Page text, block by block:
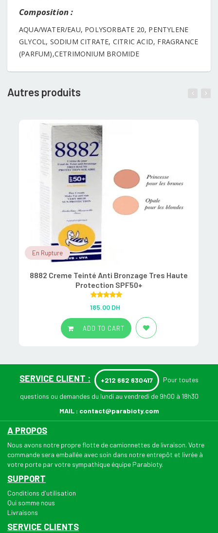
Composition :
AQUA/WATER/EAU, POLYSORBATE 20, PENTYLENE
GLYCOL, SODIUM CITRATE, CITRIC ACID, FRAGRANCE
(PARFUM),CETRIMONIUM BROMIDE
Autres produits
En Rupture
8882 Creme Teinté Anti Bronzage Tres Haute
Protection SPF50+
out of 5
185.00 DH
ADD TO CART
SERVICE CLIENT : +212 662 630417 Pour toutes
questions ou demandes du lundi au vendredi de 9h00 à 18h30
MAIL : contact@parabioty.com
A PROPOS
Nous avons notre propre flotte de camionnettes de livraison. Votre
commande sera emballée avec soin dans notre entrepôt et livrée à
votre porte par votre sympathique équipe Parabioty.
SUPPORT
Conditions d'utilisation
Qui somme nous
Livraisons
SERVICE CLIENTS